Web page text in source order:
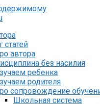
статей
автора
без насилия
ребенка
родителя
сопровождение
Школьная система